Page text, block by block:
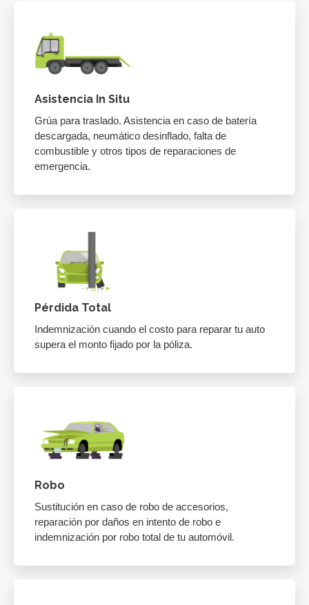
Asistencia In Situ
Grúa para traslado. Asistencia en caso de batería
descargada, neumático desinflado, falta de
combustible y otros tipos de reparaciones de
emergencia.
Pérdida Total
Indemnización cuando el costo para reparar tu auto
supera el monto fijado por la póliza.
Robo
Sustitución en caso de robo de accesorios,
reparación por daños en intento de robo e
indemnización por robo total de tu automóvil.